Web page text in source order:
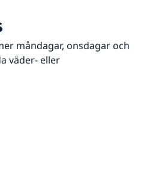
måndagar, onsdagar och
väder- eller